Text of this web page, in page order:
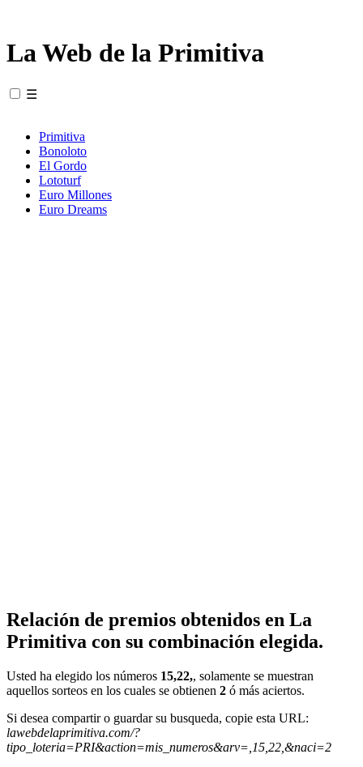
La Web de la Primitiva
☰
Primitiva
Bonoloto
El Gordo
Lototurf
Euro Millones
Euro Dreams
Relación de premios obtenidos en La
Primitiva con su combinación elegida.
Usted ha elegido los números 15,22,, solamente se muestran
aquellos sorteos en los cuales se obtienen 2 ó más aciertos.
Si desea compartir o guardar su busqueda, copie esta URL:
lawebdelaprimitiva.com/?
tipo_loteria=PRI&action=mis_numeros&arv=,15,22,&naci=2